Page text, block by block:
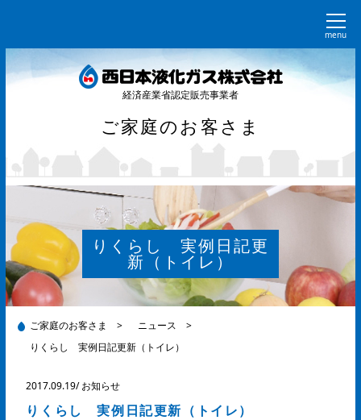
menu
経済産業省認定販売事業者
ご家庭のお客さま
りくらし 実例日記更
新（トイレ）
ご家庭のお客さま > ニュース >
りくらし 実例日記更新（トイレ）
2017.09.19/お知らせ
りくらし 実例日記更新（トイレ）